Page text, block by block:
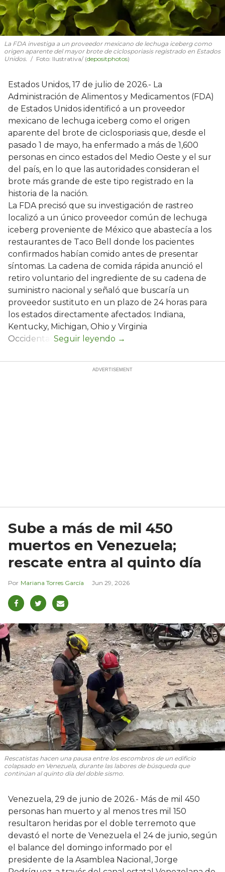
La FDA investiga a un proveedor mexicano de lechuga iceberg como
origen aparente del mayor brote de ciclosporiasis registrado en Estados
Unidos.
Foto: Ilustrativa/ (depositphotos)
Estados Unidos, 17 de julio de 2026.- La
Administración de Alimentos y Medicamentos (FDA)
de Estados Unidos identificó a un proveedor
mexicano de lechuga iceberg como el origen
aparente del brote de ciclosporiasis que, desde el
pasado 1 de mayo, ha enfermado a más de 1,600
personas en cinco estados del Medio Oeste y el sur
del país, en lo que las autoridades consideran el
brote más grande de este tipo registrado en la
historia de la nación.
La FDA precisó que su investigación de rastreo
localizó a un único proveedor común de lechuga
iceberg proveniente de México que abastecía a los
restaurantes de Taco Bell donde los pacientes
confirmados habían comido antes de presentar
síntomas. La cadena de comida rápida anunció el
retiro voluntario del ingrediente de su cadena de
suministro nacional y señaló que buscaría un
proveedor sustituto en un plazo de 24 horas para
los estados directamente afectados: Indiana,
Kentucky, Michigan, Ohio y Virginia
Occidental.
Sube a más de mil 450
muertos en Venezuela;
rescate entra al quinto día
Mariana Torres García Jun 29, 2026
Rescatistas hacen una pausa entre los escombros de un edificio
colapsado en Venezuela, durante las labores de búsqueda que
continúan al quinto día del doble sismo.
Venezuela, 29 de junio de 2026.- Más de mil 450
personas han muerto y al menos tres mil 150
resultaron heridas por el doble terremoto que
devastó el norte de Venezuela el 24 de junio, según
el balance del domingo informado por el
presidente de la Asamblea Nacional, Jorge